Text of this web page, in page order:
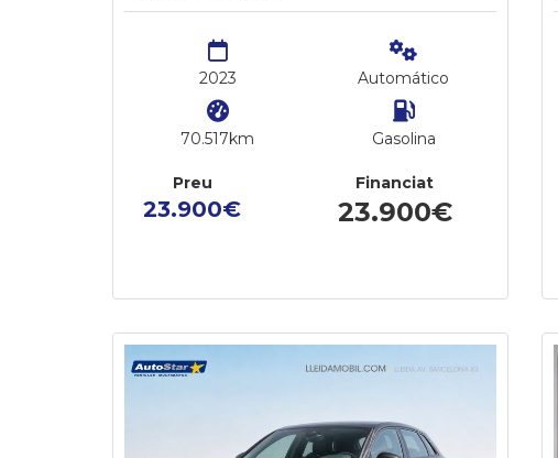
2023
70.517km
Automático
Gasolina
Preu
23.900€
Financiat
23.900€